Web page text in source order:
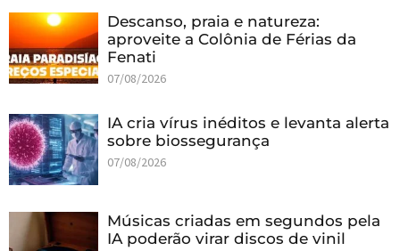
Descanso, praia e natureza:
aproveite a Colônia de Férias da
Fenati
07/08/2026
IA cria vírus inéditos e levanta alerta
sobre biossegurança
07/08/2026
Músicas criadas em segundos pela
IA poderão virar discos de vinil